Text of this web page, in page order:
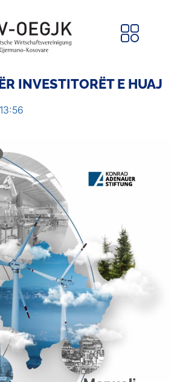
INVESTITORËT E HUAJ
13:56